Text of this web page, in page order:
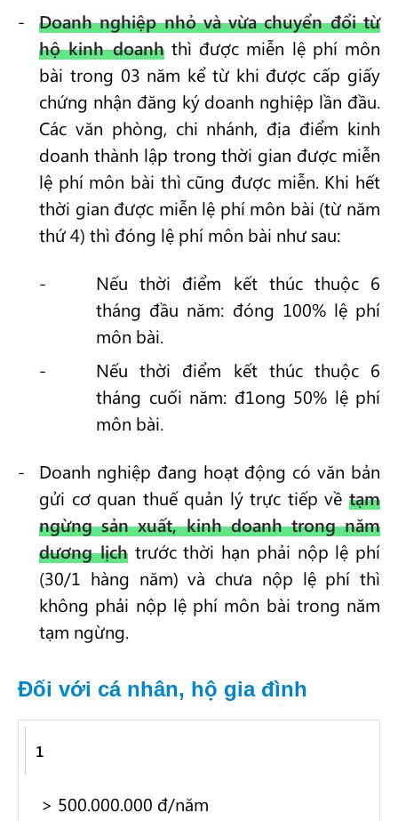
Doanh nghiệp nhỏ và vừa chuyển đổi từ
hộ kinh doanhthì được miễn lệ phí môn
bài trong 03 năm kể từ khi được cấp giấy
chứng nhận đăng ký doanh nghiệp lần đầu.
Các văn phòng, chi nhánh, địa điểm kinh
doanh thành lập trong thời gian được miễn
lệ phí môn bài thì cũng được miễn. Khi hết
thời gian được miễn lệ phí môn bài (từ năm
thứ 4) thì đóng lệ phí môn bài như sau:
Nếu thời điểm kết thúc thuộc 6
tháng đầu năm: đóng 100% lệ phí
môn bài.
Nếu thời điểm kết thúc thuộc 6
tháng cuối năm: đ1ong 50% lệ phí
môn bài.
Doanh nghiệp đang hoạt động có văn bản
gửi cơ quan thuế quản lý trực tiếp về tạm
ngừng sản xuất, kinh doanh trong năm
dương lịchtrước thời hạn phải nộp lệ phí
(30/1 hàng năm) và chưa nộp lệ phí thì
không phải nộp lệ phí môn bài trong năm
tạm ngừng.
Đối với cá nhân, hộ gia đình
BẬC
1
> 500.000.000 đ/năm